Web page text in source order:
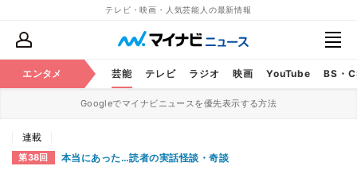
テレビ・映画・人気芸能人の最新情報
エンタメ 芸能 テレビ ラジオ 映画 YouTube BS・
Googleでマイナビニュースを優先表示する方法
連載
第38回 本当にあった…読者の実話怪談・奇談